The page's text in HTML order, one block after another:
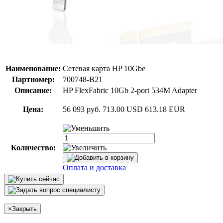
Наименование: Сетевая карта HP 10Gbe
Партномер:
700748-B21
Описание:
HP FlexFabric 10Gb 2-port 534M Adapter
Цена: 56 093 руб. 713.00 USD 613.18 EUR
Количество:
Оплата и доставка
×Закрыть